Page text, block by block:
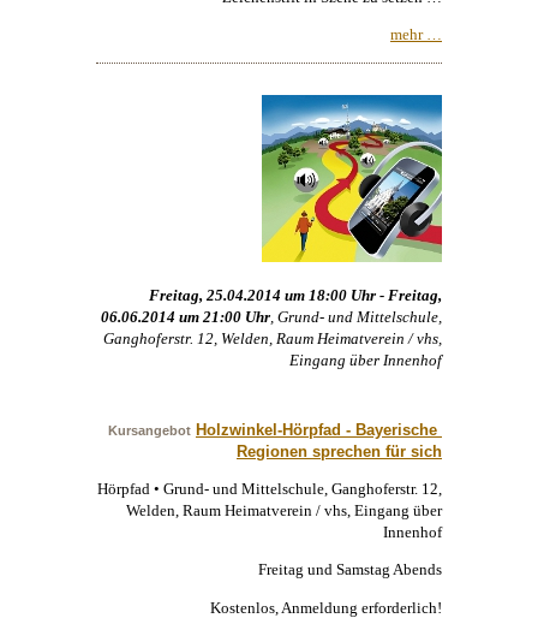
mehr …
Freitag, 25.04.2014 um 18:00 Uhr - Freitag,
06.06.2014 um 21:00 Uhr , Grund- und Mittelschule,
Ganghoferstr. 12, Welden, Raum Heimatverein / vhs,
Eingang über Innenhof
Kursangebot Holzwinkel-Hörpfad - Bayerische
Regionen sprechen für sich
Hörpfad • Grund- und Mittelschule, Ganghoferstr. 12,
Welden, Raum Heimatverein / vhs, Eingang über
Innenhof
Freitag und Samstag Abends
Kostenlos, Anmeldung erforderlich!